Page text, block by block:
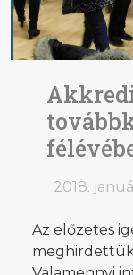
2018.
Az előzetes